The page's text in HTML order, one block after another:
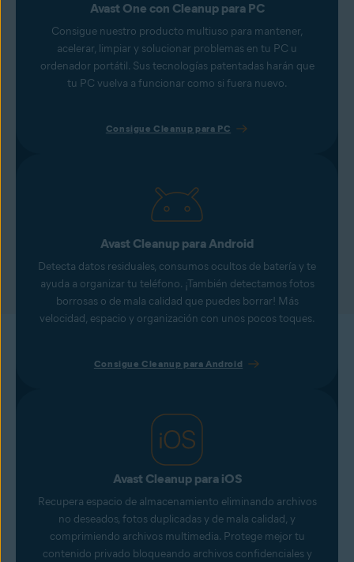
Avast One con Cleanup para PC
Consigue nuestro producto multiuso para mantener,
acelerar, limpiar y solucionar problemas en tu PC u
ordenador portátil. Sus tecnologías patentadas harán que
tu PC vuelva a funcionar como si fuera nuevo.
Consigue Cleanup para PC
Avast Cleanup para Android
Detecta datos residuales, consumos ocultos de batería y te
ayuda a organizar tu teléfono. ¡También detectamos fotos
borrosas o de mala calidad que puedes borrar! Más
velocidad, espacio y organización con unos pocos toques.
Consigue Cleanup para Android
Avast Cleanup para iOS
Recupera espacio de almacenamiento eliminando archivos
no deseados, fotos duplicadas y de mala calidad, y
comprimiendo archivos multimedia. Protege mejor tu
contenido privado bloqueando archivos confidenciales y